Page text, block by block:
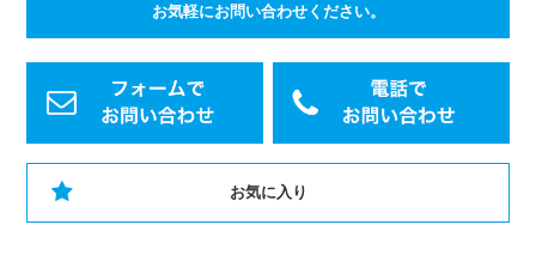
お気軽にお問い合わせください。
お気に入り